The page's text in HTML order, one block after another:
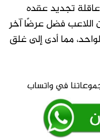
تجديد عقده
لكن اللاعب فضل عرضًا آخر
الواحد، مما أدى إلى غلق